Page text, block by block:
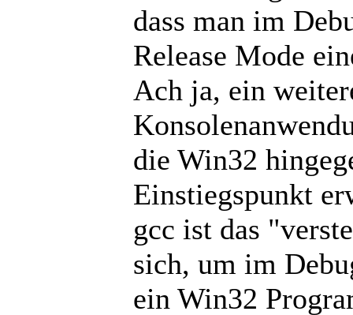
dass man im
Release Mode
Ach ja, ein
die Win32
Einstiegspunkt
gcc ist das
sich, um im
ein Win32